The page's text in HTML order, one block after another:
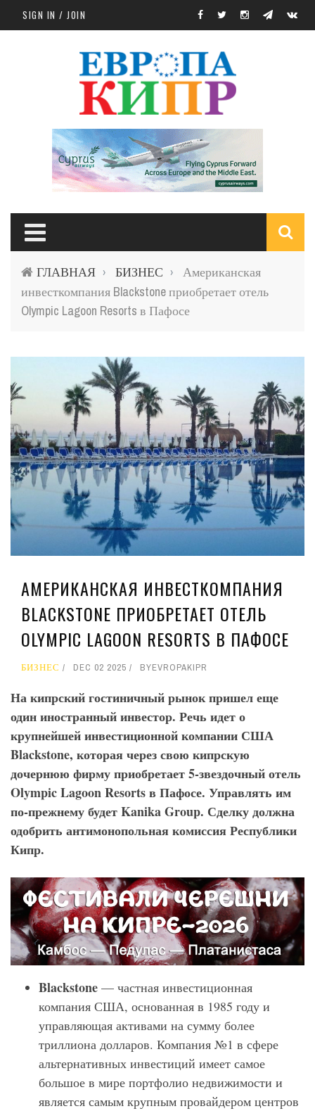
Skip to main content
SIGN IN / JOIN
ГЛАВНАЯ › БИЗНЕС ›
Американская
инвесткомпания Blackstone приобретает отель
Olympic Lagoon Resorts в Пафосе
АМЕРИКАНСКАЯ ИНВЕСТКОМПАНИЯ
BLACKSTONE ПРИОБРЕТАЕТ ОТЕЛЬ
OLYMPIC LAGOON RESORTS В ПАФОСЕ
БИЗНЕС DEC 02 2025 BYEVROPAKIPR
На кипрский гостиничный рынок пришел еще
один иностранный инвестор. Речь идет о
крупнейшей инвестиционной компании США
Blackstone, которая через свою кипрскую
дочернюю фирму приобретает 5-звездочный отель
Olympic Lagoon Resorts в Пафосе. Управлять им
по-прежнему будет Kanika Group. Сделку должна
одобрить антимонопольная комиссия Республики
Кипр.
Blackstone — частная инвестиционная
компания США, основанная в 1985 году и
управляющая активами на сумму более
триллиона долларов. Компания №1 в сфере
альтернативных инвестиций имеет самое
большое в мире портфолио недвижимости и
является самым крупным провайдером центров